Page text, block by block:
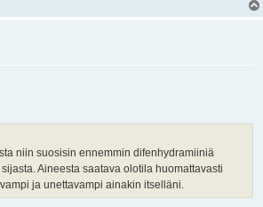
niin suosisin ennemmin difenhydramiiniä
Aineesta saatava olotila huomattavasti
ja unettavampi ainakin itselläni.